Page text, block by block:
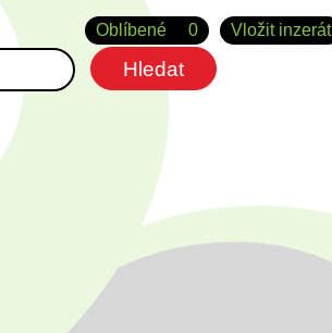
Vložit inzerát
Oblíbené 0